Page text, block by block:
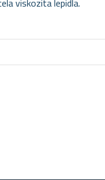
viskozita lepidla.